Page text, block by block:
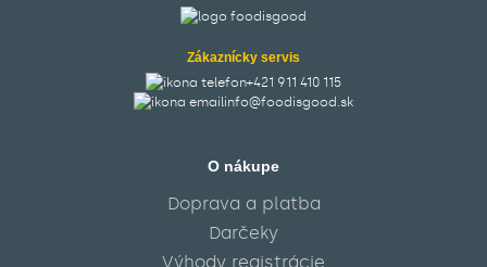
Zákaznícky servis
+421 911 410 115‬
info@foodisgood.sk
O nákupe
Doprava a platba
Darčeky
Výhody registrácie